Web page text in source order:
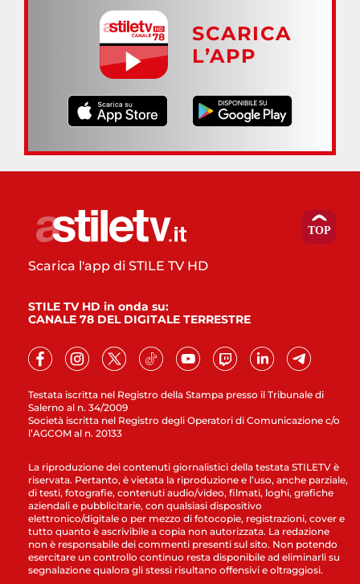
SCARICA
L’APP
Testata iscritta nel Registro della Stampa presso il Tribunale di
Salerno al n. 34/2009
Società iscritta nel Registro degli Operatori di Comunicazione c/o
l’AGCOM al n. 20133
Scarica l'app di STILE TV HD
STILE TV HD in onda su:
CANALE 78 DEL DIGITALE TERRESTRE
La riproduzione dei contenuti giornalistici della testata STILETV è
riservata. Pertanto, è vietata la riproduzione e l’uso, anche parziale,
di testi, fotografie, contenuti audio/video, filmati, loghi, grafiche
aziendali e pubblicitarie, con qualsiasi dispositivo
elettronico/digitale o per mezzo di fotocopie, registrazioni, cover e
tutto quanto è ascrivibile a copia non autorizzata. La redazione
non è responsabile dei commenti presenti sul sito. Non potendo
esercitare un controllo continuo resta disponibile ad eliminarli su
segnalazione qualora gli stessi risultano offensivi e oltraggiosi.